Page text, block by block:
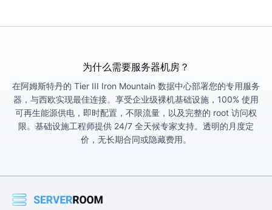
为什么需要服务器机房？
在阿姆斯特丹的 Tier III Iron Mountain 数据中心部署您的专用服务
器，与西欧实现最佳连接。享受企业级裸机基础设施，100% 使用
可再生能源供电，即时配置，不限流量，以及完整的 root 访问权
限。基础设施工程师提供 24/7 全天候专家支持。透明的月度定
价，无长期合同或隐藏费用。